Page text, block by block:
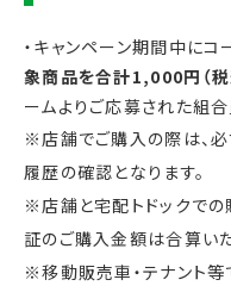
・キャンペーン期間中に
象商品を合計1,000円（
ームよりご応募された組
※店舗でご購入の際は、
履歴の確認となります。
※店舗と宅配トドックで
証のご購入金額は合算いた
※移動販売車・テナント等